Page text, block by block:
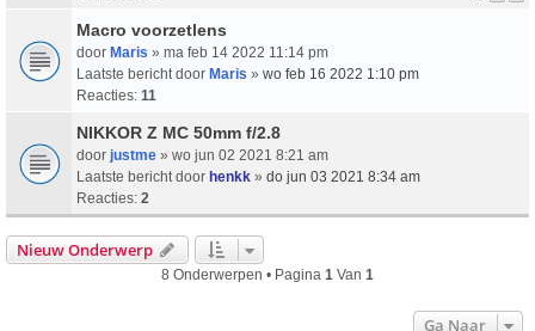
Macro voorzetlens
door Maris » ma feb 14 2022 11:14 pm
Laatste bericht door Maris » wo feb 16 2022 1:10 pm
Reacties: 11
NIKKOR Z MC 50mm f/2.8
door justme » wo jun 02 2021 8:21 am
Laatste bericht door henkk » do jun 03 2021 8:34 am
Reacties: 2
Nieuw Onderwerp
8 Onderwerpen • Pagina 1 Van 1
Ga Naar